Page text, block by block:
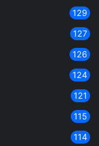
129
127
126
124
121
115
114